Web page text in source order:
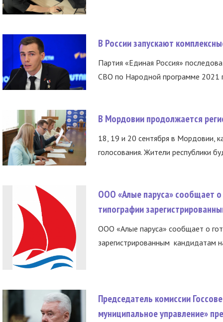
В России запускают
Партия «Единая Россия»
СВО по Народной программе 2021
В Мордовии продолжается
18, 19 и 20 сентября в Мордовии,
голосования. Жители республики
ООО «Алые паруса» сообщает о
типографии
ООО «Алые паруса» сообщает о
зарегистрированным кандидатам
Председатель комиссии
муниципальное управление»